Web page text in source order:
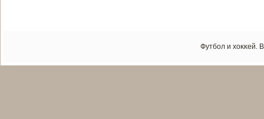
Футбол и хоκκей.